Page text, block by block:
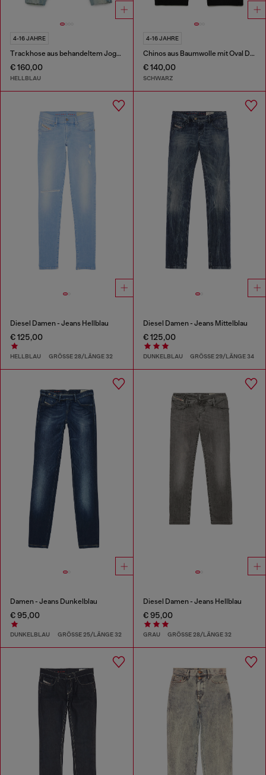
4-16 JAHRE
Trackhose aus behandeltem JoggJeans
€ 160,00
HELLBLAU
4-16 JAHRE
Chinos aus Baumwolle mit Oval D-Stickerei
€ 140,00
SCHWARZ
Diesel Damen - Jeans Hellblau
€ 125,00
HELLBLAU GRÖSSE 28/LÄNGE 32
Diesel Damen - Jeans Mittelblau
€ 125,00
DUNKELBLAU GRÖSSE 29/LÄNGE 34
Damen - Jeans Dunkelblau
€ 95,00
DUNKELBLAU GRÖSSE 25/LÄNGE 32
Diesel Damen - Jeans Hellblau
€ 95,00
GRAU GRÖSSE 28/LÄNGE 32